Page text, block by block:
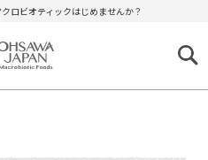
ロビオティックはじめませんか？